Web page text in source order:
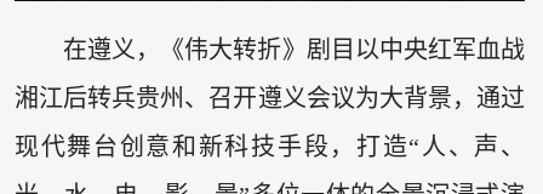
在遵义，《伟大转折》剧目以中央红军血战
湘江后转兵贵州、召开遵义会议为大背景，通过
现代舞台创意和新科技手段，打造“人、声、